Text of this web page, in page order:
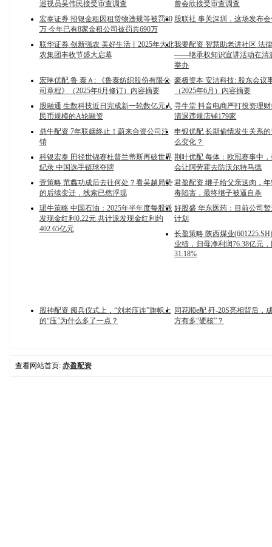
巡视员吴伟民接受审查调查
曾会欣接受审查调查
宏泰证券 招银金租因租赁物违规等被罚80
万 今年已有8家金租公司被罚共690万
股联社 事关深圳，这场发布
联华证券 创新强农 美好生活丨2025年大北
农集团丰收节盛大启幕
我要配资 智慧助老进社区 法
——继承权知识宣讲活动在清
举办
宏琳优配 鲁 泰Ａ: 《鲁泰纺织股份有限公
司章程》（2025年6月修订）内容摘要
豪极资本 安洁科技: 股东会议
（2025年6月）内容摘要
股融通 生数科技近日完成新一轮数亿元人
民币规模的A轮融资
寻牛堂 抖音电商严打投资理
清退违规店铺179家
鼎牛配资 7年联姻终止！蔚来合资公司注
销
申银优配 长期偷情发生关系
么变化？
科银宏泰 田径世锦赛杜普兰蒂斯再破世界
纪录 中国选手链球夺牌
荆叶优配 每体：欧冠赛事中
会让阿劳霍去防沃尔特马德
壹策略 范蠡功成后去往何处？看吴越局势
的后续变迁，线索已然浮现
君盈配资 继子给父亲送肉，
毒陷害，最终继子被逼自杀
珺牛策略 中国石油：2025年半年度每股派
发现金红利0.22元 共计派发现金红利约
402.65亿元
好股盛 华东医药：目前公司
计划
长盈策略 陕西煤业
业绩，归母净利润76.38亿元
31.18%
股神配资 阅兵仪式上，“刘老庒连”旗帜上
的“庒”为什么多了一点？
同花顺e配 歼-20S亮相背后，
方有多“硬核”？
查看网站首页: 赤盈配资